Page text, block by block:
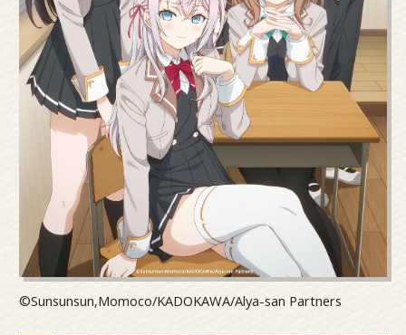
©Sunsunsun,Momoco/KADOKAWA/Alya-san Partners